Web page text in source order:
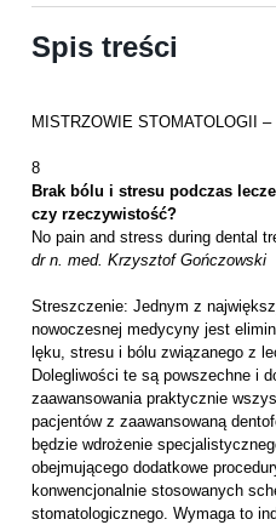
Spis treści
MISTRZOWIE STOMATOLOGII
8
Brak bólu i stresu podczas
czy rzeczywistość?
No pain and stress during dental
dr n. med. Krzysztof Gończowski
Streszczenie: Jednym z
nowoczesnej medycyny jest
lęku, stresu i bólu związanego z
Dolegliwości te są powszechne i
zaawansowania praktycznie
pacjentów z zaawansowaną
będzie wdrożenie
obejmującego dodatkowe
konwencjonalnie stosowanych
stomatologicznego. Wymaga to